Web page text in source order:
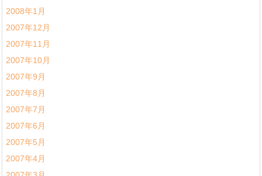
2008年1月
2007年12月
2007年11月
2007年10月
2007年9月
2007年8月
2007年7月
2007年6月
2007年5月
2007年4月